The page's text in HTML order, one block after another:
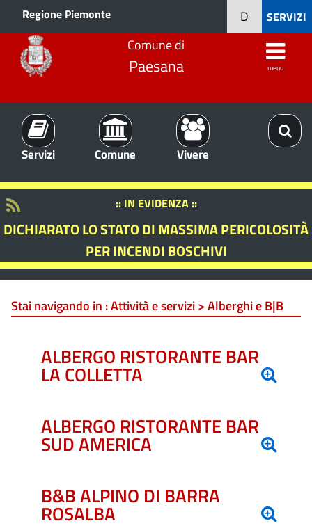
Regione Piemonte SERVIZI
D
Comune di
Paesana menu
Servizi Comune Vivere
:: IN EVIDENZA ::
DICHIARATO LO STATO DI MASSIMA PERICOLOSITÀ
PER INCENDI BOSCHIVI
Stai navigando in :Attività e servizi > Alberghi e B|B
ALBERGO RISTORANTE BAR
LA COLLETTA
ALBERGO RISTORANTE BAR
SUD AMERICA
B&B ALPINO DI BARRA
ROSALBA